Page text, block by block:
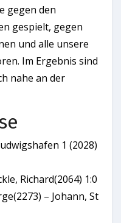
gegen den
gespielt, gegen
und alle unsere
Im Ergebnis sind
nahe an der
1 (2028)
Richard(2064) 1:0
– Johann, St